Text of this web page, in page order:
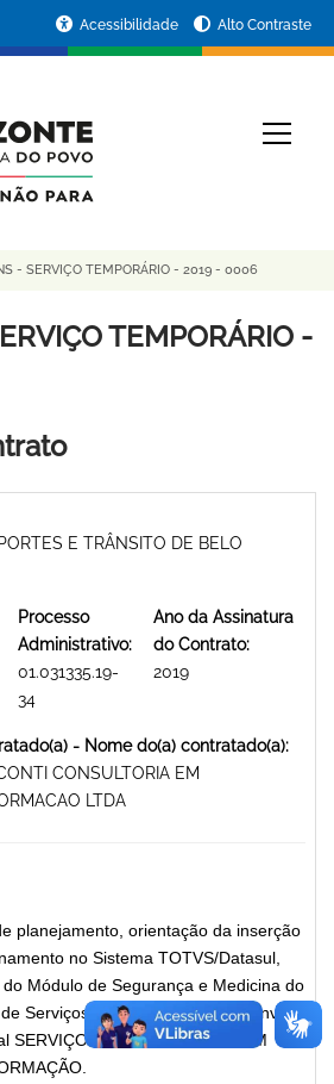
Acessibilidade Alto Contraste
- SERVIÇO TEMPORÁRIO - 2019 - 0006
TEMPORÁRIO -
E TRÂNSITO DE BELO
Processo
Administrativo:
01.031335.19-
34
Ano da Assinatura
do Contrato:
2019
- Nome do(a) contratado(a):
CONSULTORIA EM
LTDA
planejamento, orientação da inserção
no Sistema TOTVS/Datasul,
Módulo de Segurança e Medicina do
Serviços de Mensageria para envio
SERVIÇO DE CONSULTORIA EM